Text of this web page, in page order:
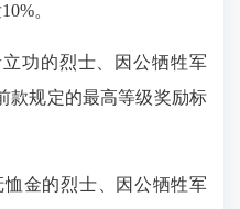
。
功的烈士、因公牺牲军
款规定的最高等级奖励标
金的烈士、因公牺牲军